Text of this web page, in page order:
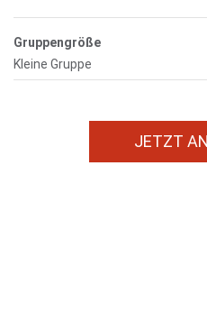
Gruppengröße
Kleine Gruppe
JETZT